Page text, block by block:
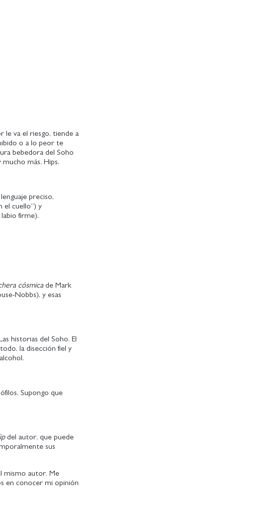
le va el riesgo, tiende a
o a lo peor te
bebedora del Soho
mucho más. Hips.
preciso,
el cuello”) y
firme).
cósmicade Mark
Nobbs), y esas
historias del Soho. El
la disección fiel y
Supongo que
del autor, que puede
sus
mismo autor. Me
en conocer mi opinión